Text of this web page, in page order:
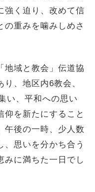
強く迫り、改めて信
の重みを噛みしめさ
域と教会」伝道協
、地区内6教会、
い、平和への思い
仰を新たにすること
午後の一時、少人数
、思いを分かち合う
みに満ちた一日でし